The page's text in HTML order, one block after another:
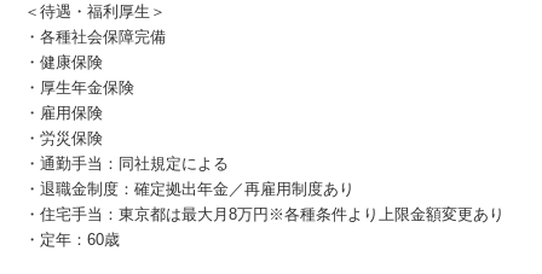
＜待遇・福利厚生＞
・各種社会保障完備
・健康保険
・厚生年金保険
・雇用保険
・労災保険
・通勤手当：同社規定による
・退職金制度：確定拠出年金／再雇用制度あり
・住宅手当：東京都は最大月8万円※各種条件より上限金額変更あり
・定年：60歳